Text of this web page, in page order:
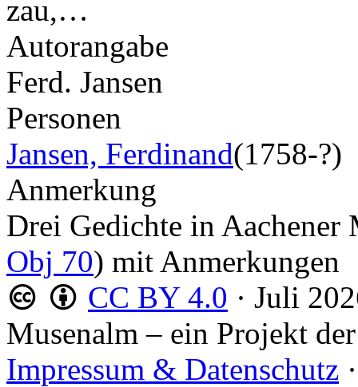
zau,…
Autorangabe
Ferd. Jansen
Personen
Jansen, Ferdinand(1758-?)
Anmerkung
Drei Gedichte in
Obj 70) mit Anmerkungen
CC BY 4.0 · Juli
Musenalm – ein Projekt der
Impressum & Datenschutz ·